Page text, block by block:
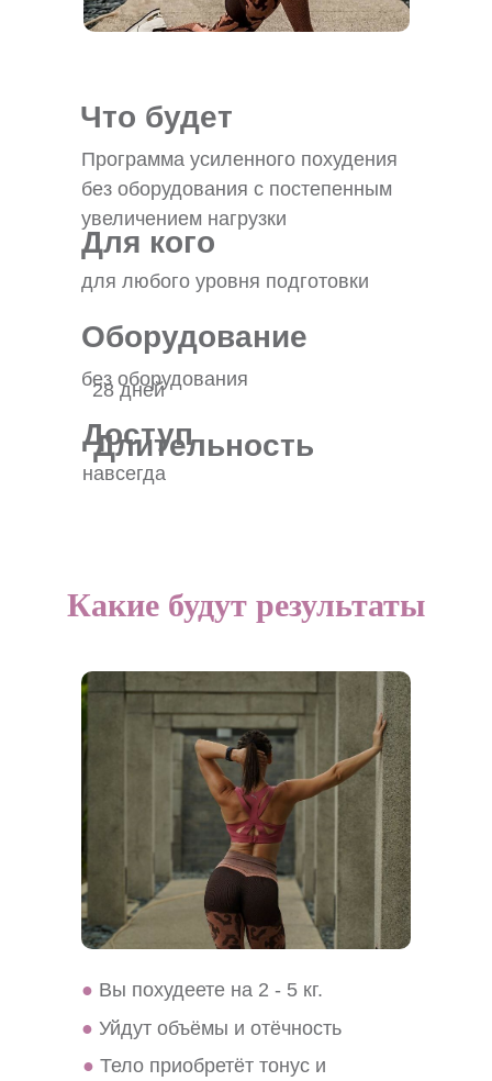
Что будет
Программа усиленного похудения
без оборудования с постепенным
увеличением нагрузки
Для кого
для любого уровня подготовки
Оборудование
без оборудования
Доступ
навсегда
Длительность
28 дней
Какие будут результаты
● Вы похудеете на 2 - 5 кг.
● Уйдут объёмы и отёчность
● Тело приобретёт тонус и